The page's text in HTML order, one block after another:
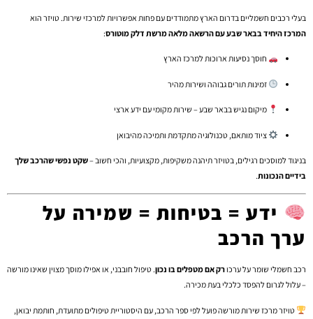
בעלי רכבים חשמליים בדרום הארץ מתמודדים עם פחות אפשרויות למרכזי שירות. טויזר הוא
המרכז היחיד בבאר שבע עם הרשאה מלאה מרשת דלק מוטורס:
חוסך נסיעות ארוכות למרכז הארץ
זמינות תורים גבוהה ושירות מהיר
מיקום נגיש בבאר שבע – שירות מקומי עם ידע ארצי
ציוד מותאם, טכנולוגיה מתקדמת ותמיכה מהיבואן
בניגוד למוסכים רגילים, בטויזר תיהנה משקיפות, מקצועיות, והכי חשוב –שקט נפשי שהרכב שלך
בידיים הנכונות.
ידע = בטיחות = שמירה על
ערך הרכב
רכב חשמלי שומר על ערכורק אם מטפלים בו נכון. טיפול חובבני, או אפילו מוסך מצוין שאינו מורשה
– עלול לגרום להפסד כלכלי בעת מכירה.
טויזר מרכז שירות מורשה פועל לפי ספר הרכב, עם היסטוריית טיפולים מתועדת, חותמת יבואן,